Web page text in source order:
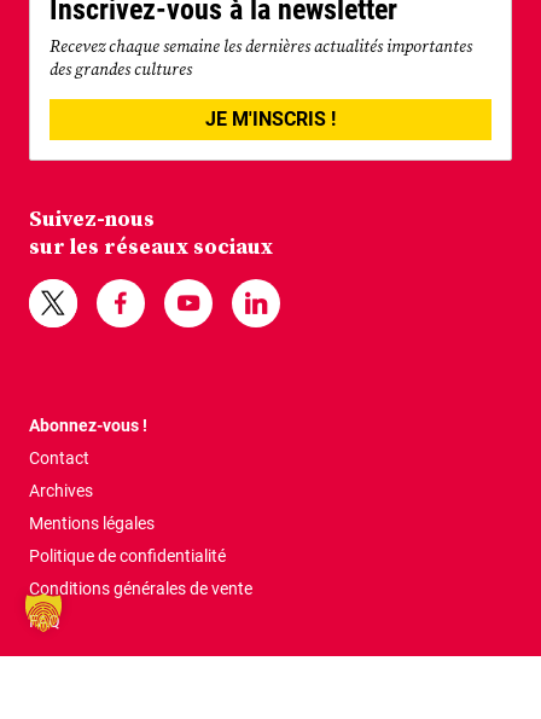
Inscrivez-vous à la newsletter
Recevez chaque semaine les dernières actualités importantes
des grandes cultures
JE M'INSCRIS !
Suivez-nous
sur les réseaux sociaux
Abonnez-vous !
Contact
Archives
Mentions légales
Politique de confidentialité
Conditions générales de vente
FAQ